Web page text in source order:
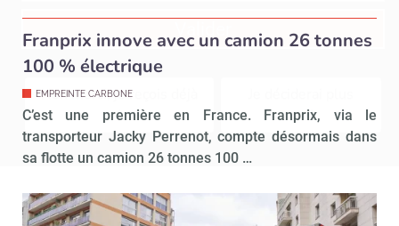
Franprix innove avec un camion 26 tonnes
100 % électrique
EMPREINTE CARBONE
C’est une première en France. Franprix, via le
transporteur Jacky Perrenot, compte désormais dans
sa flotte un camion 26 tonnes 100 …
Non merci, je reçois déjà
!
tard